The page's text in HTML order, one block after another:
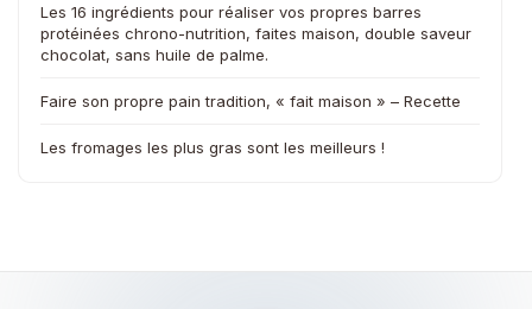
Les 16 ingrédients pour réaliser vos propres barres
protéinées chrono-nutrition, faites maison, double saveur
chocolat, sans huile de palme.
Faire son propre pain tradition, « fait maison » – Recette
Les fromages les plus gras sont les meilleurs !